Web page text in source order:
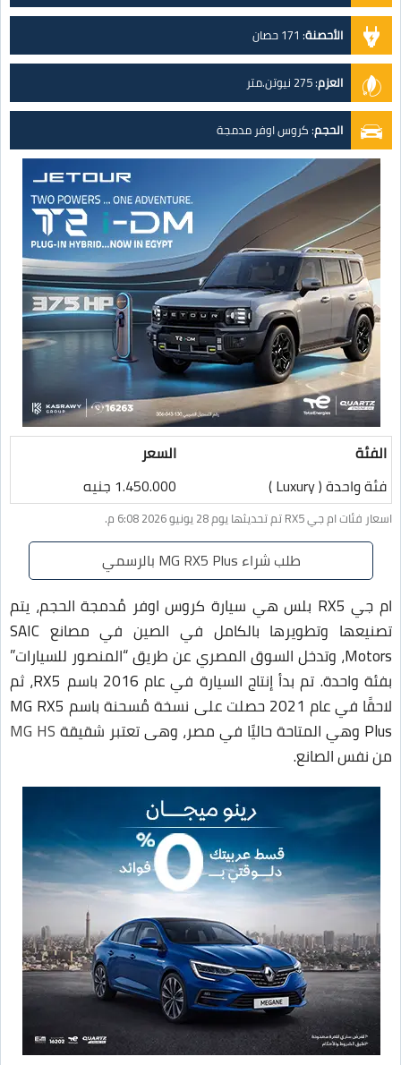
الأحصنة: 171 حصان
العزم:275 نيوتن.متر
الحجم:كروس اوفر مدمجة
الفئة
السعر
فئة واحدة ( Luxury )
1.450.000 جنيه
اسعار فئات ام جي RX5 تم تحديثها يوم 28 يونيو 2026 6:08 م.
طلب شراء MG RX5 Plus بالرسمي
ام جي RX5 بلس هي سيارة كروس اوفر مُدمجة الحجم، يتم
تصنيعها وتطويرها بالكامل في الصين في مصانع SAIC
Motors، وتدخل السوق المصري عن طريق “المنصور للسيارات”
بفئة واحدة. تم بدأ إنتاج السيارة في عام 2016 باسم RX5، ثم
لاحقًا في عام 2021 حصلت على نسخة مُسحنة باسم MG RX5
Plus وهي المتاحة حاليًا في مصر، وهى تعتبر شقيقة
MG HS
من نفس الصانع.